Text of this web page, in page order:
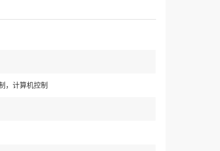
，计算机控制